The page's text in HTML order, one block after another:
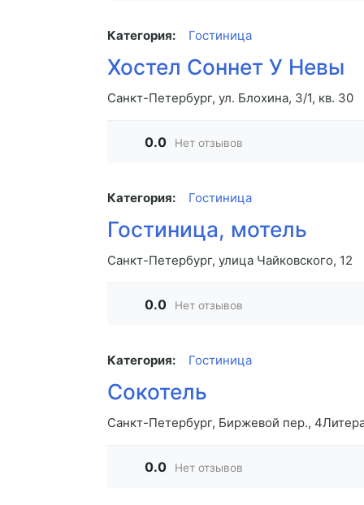
Категория: Гостиница
Хостел Соннет У Невы
Санкт-Петербург, ул. Блохина, 3/1, кв. 30
0.0 Нет отзывов
Категория: Гостиница
Гостиница, мотель
Санкт-Петербург, улица Чайковского, 12
0.0 Нет отзывов
Категория: Гостиница
Сокотель
Санкт-Петербург, Биржевой пер.,
0.0 Нет отзывов